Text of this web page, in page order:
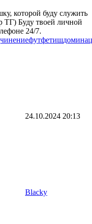
которой буду служить
ТГ) Буду твоей личной
24/7.
футфетиш
24.10.2024 20:13
Blacky